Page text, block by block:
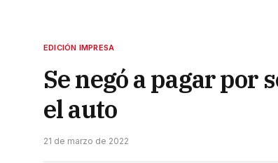
EDICIÓN IMPRESA
Se negó a pagar por
el auto
21 de marzo de 2022